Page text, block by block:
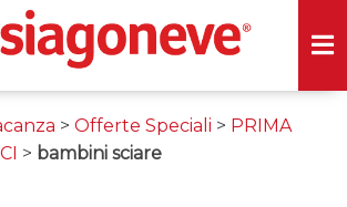
>Offerte Speciali > PRIMA
> bambini sciare